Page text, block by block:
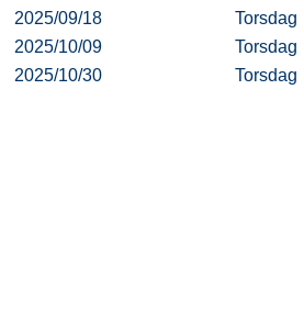
2025/09/18
Torsdag
2025/10/09
Torsdag
2025/10/30
Torsdag